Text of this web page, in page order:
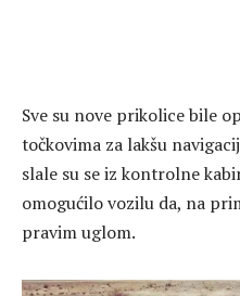
Sve su nove prikolice bile
točkovima za lakšu
slale su se iz kontrolne
omogućilo vozilu da, na
pravim uglom.